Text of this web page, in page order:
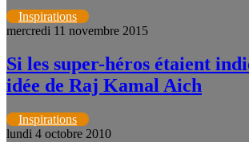
Inspirations
mercredi 11 novembre 2015
Si les super-héros étaient
idée de Raj Kamal Aich
Inspirations
lundi 4 octobre 2010